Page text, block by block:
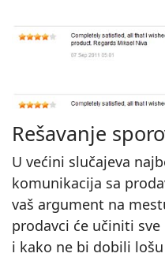
Rešavanje
U većini slučajeva
komunikacija sa
vaš argument na
prodavci će učiniti
i kako ne bi dobili